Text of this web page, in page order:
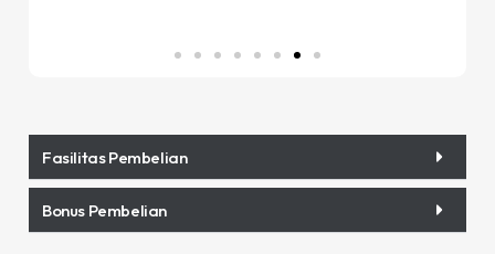
Fasilitas Pembelian
Bonus Pembelian